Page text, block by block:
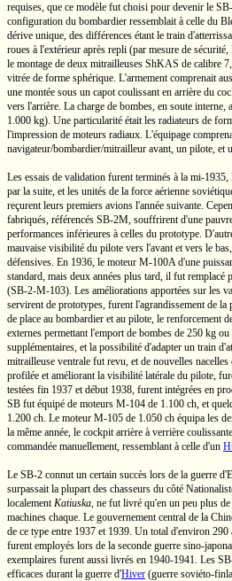
requises, que ce modèle fut choisi pour devenir le
configuration du bombardier ressemblait à celle du
dérive unique, des différences étant le train
roues à l'extérieur après repli (par mesure de
le montage de deux mitrailleuses ShKAS de calibre
vitrée de forme sphérique. L'armement comprenait
une montée sous un capot coulissant en arrière du
vers l'arrière. La charge de bombes, en soute interne,
1.000 kg). Une particularité était les radiateurs de
l'impression de moteurs radiaux. L'équipage
navigateur/bombardier/mitrailleur avant, un pilote, et
Les essais de validation furent terminés à la mi-1935,
par la suite, et les unités de la force aérienne
reçurent leurs premiers avions l'année suivante.
fabriqués, référencés SB-2M, souffrirent d'une
performances inférieures à celles du prototype.
mauvaise visibilité du pilote vers l'avant et vers le
défensives. En 1936, le moteur M-100Ad'une
standard, mais deux années plus tard, il fut remplacé
(SB-2-M-103). Les améliorations apportées sur les
servirent de prototypes, furent l'agrandissement de la
de place au bombardier et au pilote, le renforcement
externes permettant l'emport de bombes de 250 kg ou
supplémentaires, et la possibilité d'adapter un train
mitrailleuse ventrale fut revu, et de nouvelles
profilée et améliorant la visibilité latérale du pilote,
testées fin 1937 et début 1938, furent intégrées en
SB fut équipé de moteurs M-104 de 1.100 ch, et
1.200 ch. Le moteur M-105 de 1.050 ch équipa les
la même année, le cockpit arrière à verrière
commandée manuellement, ressemblant à celle d'un
Le SB-2 connut un certain succès lors de la guerre
surpassait la plupart des chasseurs du côté
localementKatiuska, ne fut livré qu'en un peu plus
machines chaque. Le gouvernement central de la
de ce type entre 1937 et 1939. Un total d'environ
furent employés lors de la seconde guerre sino-
exemplaires furent aussi livrés en 1940-1941. Les
efficaces durant la guerre d'Hiver (guerre soviéto-